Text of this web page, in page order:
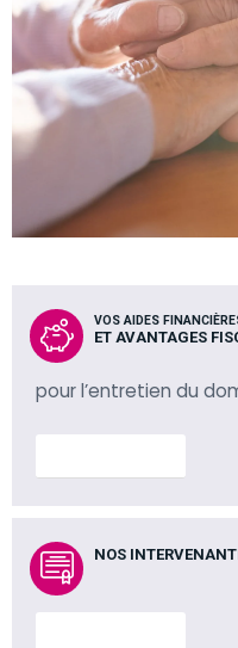
VOS AIDES
ET AVANTAGES
pour l’entretien du
NOS